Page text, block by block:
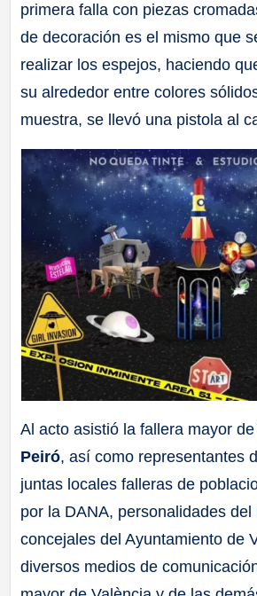
primera falla con piezas
de decoración es el mismo que
realizar los espejos, haciendo
su alrededor entre colores
muestra, se llevó una pistola al
Al acto asistió la fallera mayor
Peiró, así como representantes
juntas locales falleras de
por la DANA, personalidades del
concejales del Ayuntamiento de
diversos medios de